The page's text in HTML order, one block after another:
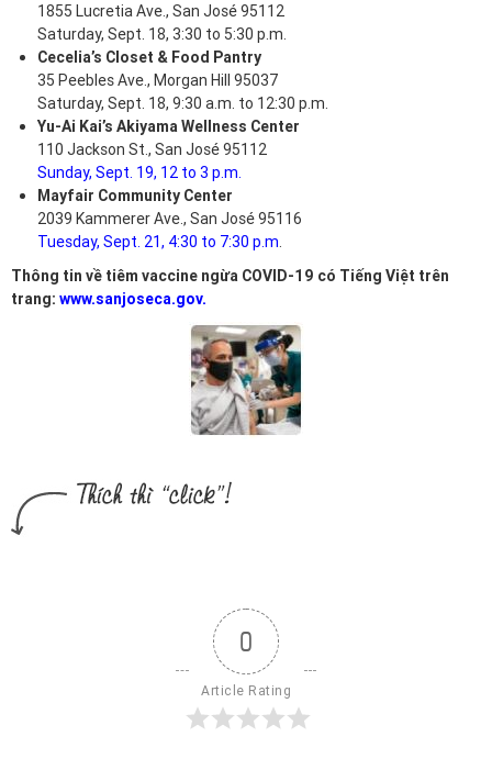
1855 Lucretia Ave., San José 95112
Saturday, Sept. 18, 3:30 to 5:30 p.m.
Cecelia’s Closet & Food Pantry
35 Peebles Ave., Morgan Hill 95037
Saturday, Sept. 18, 9:30 a.m. to 12:30 p.m.
Yu-Ai Kai’s Akiyama Wellness Center
110 Jackson St., San José 95112
Sunday, Sept. 19, 12 to 3 p.m.
Mayfair Community Center
2039 Kammerer Ave., San José 95116
Tuesday, Sept. 21, 4:30 to 7:30 p.m.
Thông tin về tiêm vaccine ngừa COVID-19 có Tiếng Việt trên
trang: www.sanjoseca.gov.
0
Article Rating